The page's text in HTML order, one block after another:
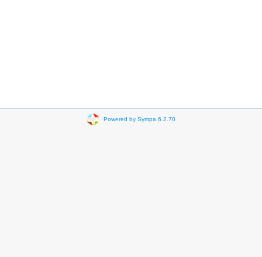
Powered by Sympa 6.2.70